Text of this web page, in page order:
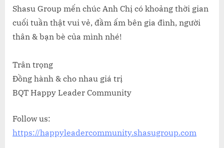
Shasu Group mến chúc Anh Chị có khoảng thời gian
cuối tuần thật vui vẻ, đầm ấm bên gia đình, người
thân & bạn bè của mình nhé!
Trân trọng
Đồng hành & cho nhau giá trị
BQT Happy Leader Community
Follow us:
https://happyleadercommunity.shasugroup.com